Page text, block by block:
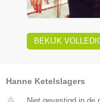
BEKIJK
Hanne Ketelslagers